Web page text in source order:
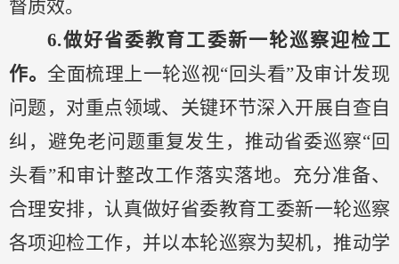
督质效。
6.做好省委教育工委新一轮巡察迎检工
作。全面梳理上一轮巡视“回头看”及审计发现
问题，对重点领域、关键环节深入开展自查自
纠，避免老问题重复发生，推动省委巡察“回
头看”和审计整改工作落实落地。充分准备、
合理安排，认真做好省委教育工委新一轮巡察
各项迎检工作，并以本轮巡察为契机，推动学